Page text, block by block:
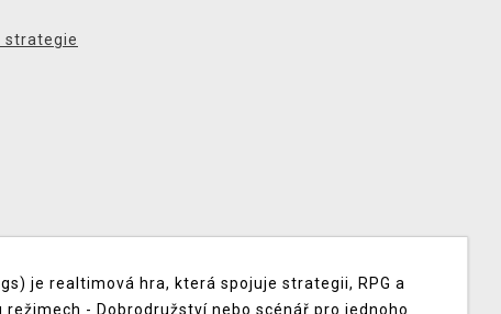
strategie
je realtimová hra, která spojuje strategii, RPG a
- Dobrodružství nebo scénář pro jednoho